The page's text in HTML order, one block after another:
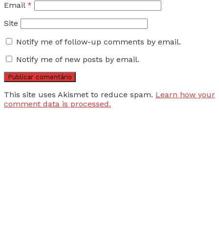
Email *
Site
Notify me of follow-up comments by email.
Notify me of new posts by email.
This site uses Akismet to reduce spam. Learn how your
comment data is processed.